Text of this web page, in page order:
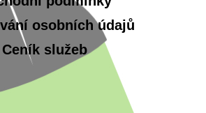
osobních údajů
Ceník služeb